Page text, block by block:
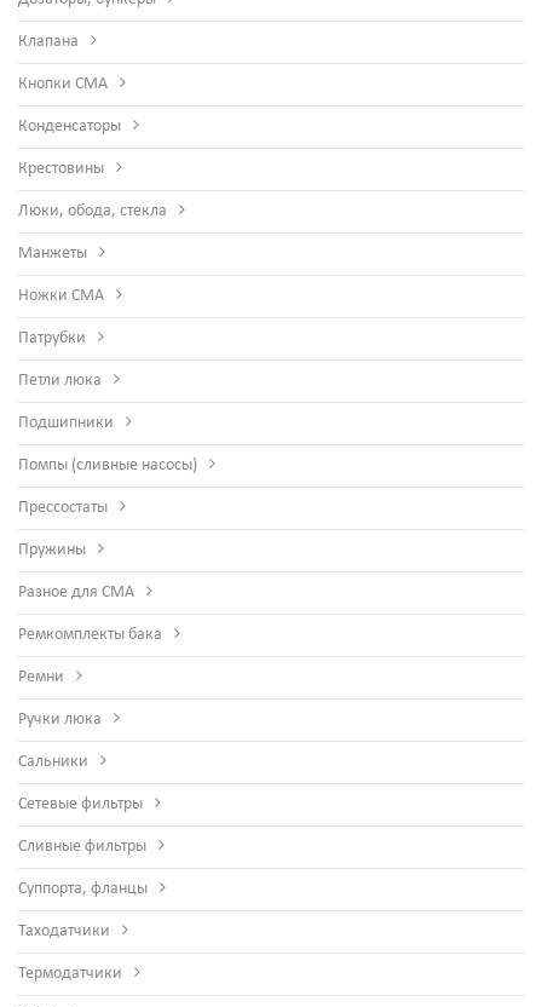
Клапана
Кнопки СМА
Конденсаторы
Крестовины
Люки, обода, стекла
Манжеты
Ножки СМА
Патрубки
Петли люка
Подшипники
Помпы (сливные насосы)
Прессостаты
Пружины
Разное для СМА
Ремкомплекты бака
Ремни
Ручки люка
Сальники
Сетевые фильтры
Сливные фильтры
Суппорта, фланцы
Таходатчики
Термодатчики